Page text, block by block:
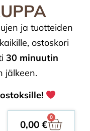
ja tuotteiden
ostoskori
30 minuutin
jälkeen.
0,00 €
0